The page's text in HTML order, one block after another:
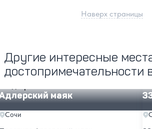
Наверх страницы
Другие интересные
достопримечательности
маяк
Сочи